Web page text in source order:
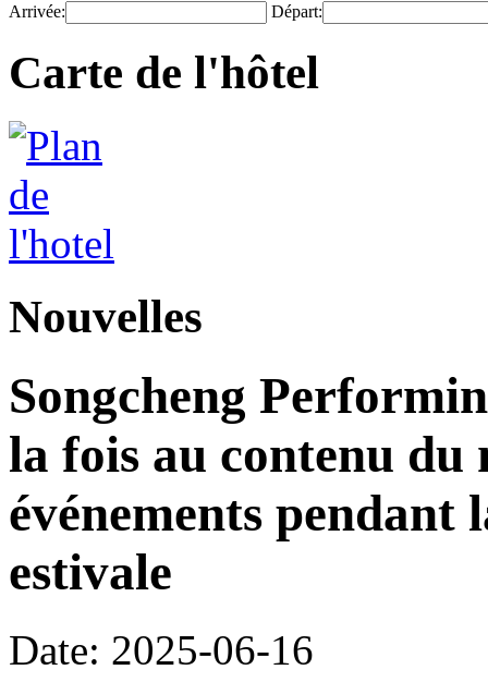
Arrivée: Départ:
Carte de l'hôtel
Nouvelles
Songcheng
la fois au contenu du
événements pendant
estivale
Date: 2025-06-16